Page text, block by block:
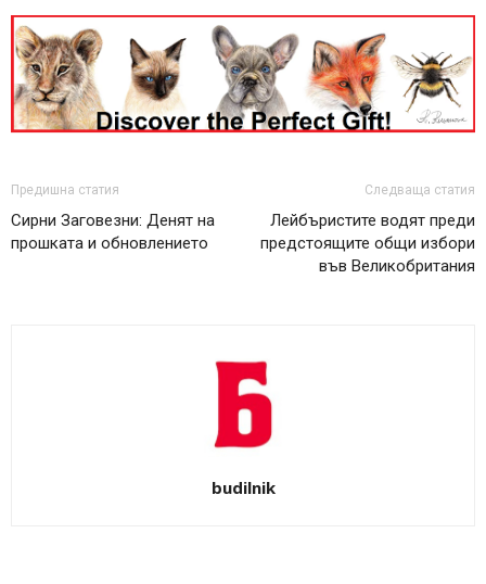
Предишна статия
Сирни Заговезни: Денят на
прошката и обновлението
Следваща статия
Лейбъристите водят преди
предстоящите общи избори
във Великобритания
budilnik